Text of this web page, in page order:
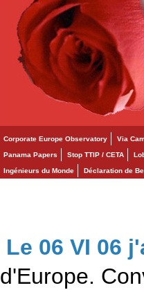
Corporate Europe Observatory Via
Panama Papers Stop TTIP / CETA
Ingénieurs du Monde Déclaration de
Le 06 VI 06
d'Europe.